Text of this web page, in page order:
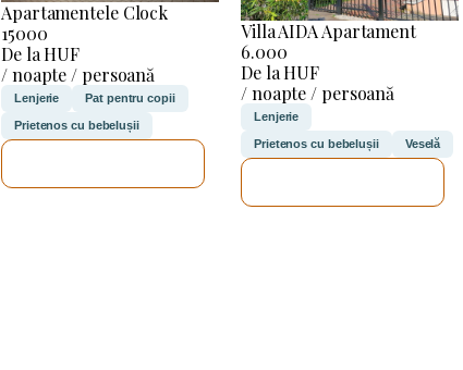
Apartamentele Clock
15000
De la HUF
/ noapte / persoană
Lenjerie Pat pentru copii
Prietenos cu bebelușii
Villa AIDA Apartament
6.000
De la HUF
/ noapte / persoană
Lenjerie
Prietenos cu bebelușii Veselă